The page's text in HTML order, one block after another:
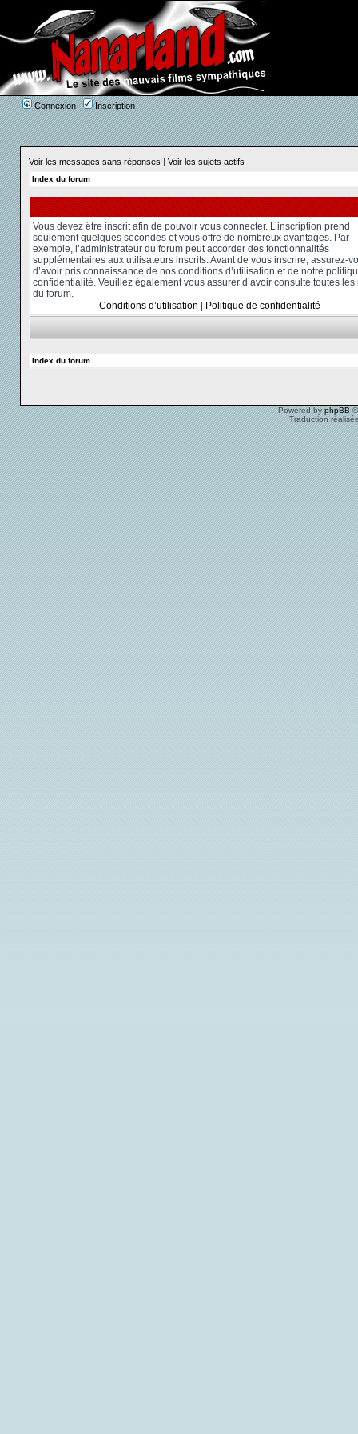
Connexion Inscription
Voir les messages sans réponses | Voir les sujets actifs
Index du forum
Vous devez être inscrit afin de pouvoir vous connecter. L’inscription prend
seulement quelques secondes et vous offre de nombreux avantages. Par
exemple, l’administrateur du forum peut accorder des fonctionnalités
supplémentaires aux utilisateurs inscrits. Avant de vous inscrire, assurez-
d’avoir pris connaissance de nos conditions d’utilisation et de notre
confidentialité. Veuillez également vous assurer d’avoir consulté toutes les
du forum.
Conditions d’utilisation
Politique de confidentialité
Index du forum
Powered byphpBB©
Traduction